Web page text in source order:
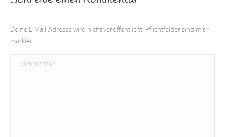
Deine E-Mail-Adresse wird nicht veröffentlicht. Pflichtfelder sind mit*
markiert.
Kommentar